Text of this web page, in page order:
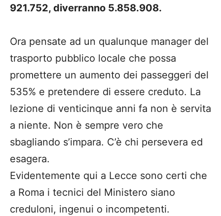
921.752, diverranno 5.858.908.
Ora pensate ad un qualunque manager del
trasporto pubblico locale che possa
promettere un aumento dei passeggeri del
535% e pretendere di essere creduto. La
lezione di venticinque anni fa non è servita
a niente. Non è sempre vero che
sbagliando s’impara. C’è chi persevera ed
esagera.
Evidentemente qui a Lecce sono certi che
a Roma i tecnici del Ministero siano
creduloni, ingenui o incompetenti.